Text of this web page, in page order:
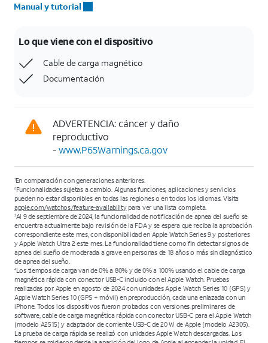
Manual y tutorial
Lo que viene con el dispositivo
Cable de carga magnético
Documentación
ADVERTENCIA: cáncer y daño
reproductivo
-www.P65Warnings.ca.gov
1En comparación con generaciones anteriores.
2Funcionalidades sujetas a cambio. Algunas funciones, aplicaciones y servicios
pueden no estar disponibles en todas las regiones o en todos los idiomas. Visita
apple.com/watchos/feature-availabilitypara ver una lista completa.
3Al 9 de septiembre de 2024, la funcionalidad de notificación de apnea del sueño se
encuentra actualmente bajo revisión de la FDA y se espera que reciba la aprobación
correspondiente este mes, con disponibilidad en Apple Watch Series 9 y posteriores
y Apple Watch Ultra 2 este mes. La funcionalidad tiene como fin detectar signos de
apnea del sueño de moderada a grave en personas de 18 años o más sin diagnóstico
de apnea del sueño.
4Los tiempos de carga van de 0% a 80% y de 0% a 100% usando el cable de carga
magnética rápida con conector USB-C incluido con el Apple Watch. Pruebas
realizadas por Apple en agosto de 2024 con unidades Apple Watch Series 10 (GPS) y
Apple Watch Series 10 (GPS + móvil) en preproducción, cada una enlazada con un
iPhone. Todos los dispositivos fueron probados con versiones preliminares de
software, cable de carga magnética rápida con conector USB-C para el Apple Watch
(modelo A2515) y adaptador de corriente USB-C de 20 W de Apple (modelo A2305).
La prueba de carga rápida se realizó con unidades Apple Watch descargadas. Los